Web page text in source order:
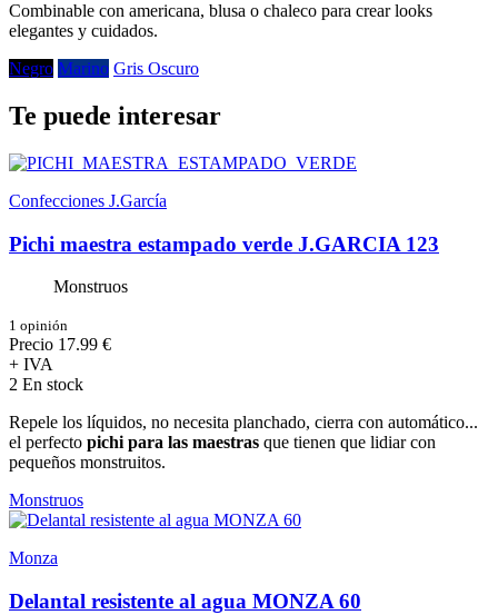
Combinable con americana, blusa o chaleco para crear looks
elegantes y cuidados.
Negro Marino Gris Oscuro
Te puede interesar
Confecciones J.Garcí­a
Pichi maestra estampado verde J.GARCIA 123
Monstruos
1 opinión
Precio 17.99 €
+ IVA
2 En stock
Repele los líquidos, no necesita planchado, cierra con automático...
el perfecto pichi para las maestras que tienen que lidiar con
pequeños monstruitos.
Monstruos
Monza
Delantal resistente al agua MONZA 60